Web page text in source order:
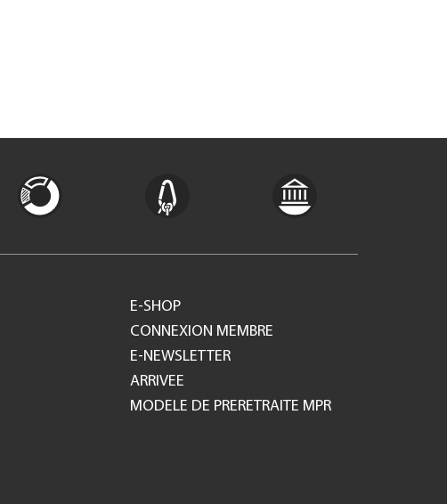
E-SHOP
CONNEXION MEMBRE
E-NEWSLETTER
ARRIVEE
MODELE DE PRERETRAITE MPR